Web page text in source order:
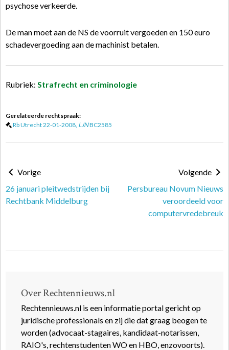
psychose verkeerde.
De man moet aan de NS de voorruit vergoeden en 150 euro
schadevergoeding aan de machinist betalen.
Rubriek: Strafrecht en criminologie
Gerelateerde rechtspraak:
Rb Utrecht 22-01-2008, LJNBC2585
Vorige
26 januari pleitwedstrijden bij
Rechtbank Middelburg
Volgende
Persbureau Novum Nieuws
veroordeeld voor
computervredebreuk
Over Rechtennieuws.nl
Rechtennieuws.nl is een informatie portal gericht op
juridische professionals en zij die dat graag beogen te
worden (advocaat-stagaires, kandidaat-notarissen,
RAIO's, rechtenstudenten WO en HBO, enzovoorts).